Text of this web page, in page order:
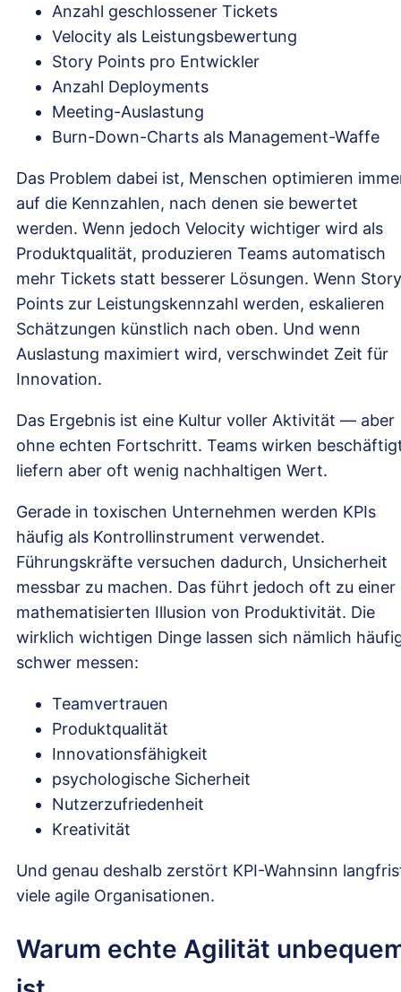
Anzahl geschlossener Tickets
Velocity als Leistungsbewertung
Story Points pro Entwickler
Anzahl Deployments
Meeting-Auslastung
Burn-Down-Charts als Management-Waffe
Das Problem dabei ist, Menschen optimieren
auf die Kennzahlen, nach denen sie bewertet
werden. Wenn jedoch Velocity wichtiger wird als
Produktqualität, produzieren Teams automatisch
mehr Tickets statt besserer Lösungen. Wenn Story
Points zur Leistungskennzahl werden, eskalieren
Schätzungen künstlich nach oben. Und wenn
Auslastung maximiert wird, verschwindet Zeit für
Innovation.
Das Ergebnis ist eine Kultur voller Aktivität — aber
ohne echten Fortschritt. Teams wirken
liefern aber oft wenig nachhaltigen Wert.
Gerade in toxischen Unternehmen werden KPIs
häufig als Kontrollinstrument verwendet.
Führungskräfte versuchen dadurch, Unsicherheit
messbar zu machen. Das führt jedoch oft zu einer
mathematisierten Illusion von Produktivität. Die
wirklich wichtigen Dinge lassen sich nämlich
schwer messen:
Teamvertrauen
Produktqualität
Innovationsfähigkeit
psychologische Sicherheit
Nutzerzufriedenheit
Kreativität
Und genau deshalb zerstört KPI-Wahnsinn
viele agile Organisationen.
Warum echte Agilität